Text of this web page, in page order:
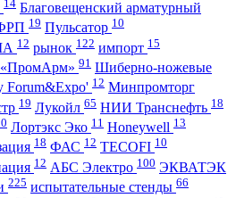
14 Благовещенский арматурный
19 Пульсатор 10
12 рынок 122 импорт 15
«ПромАрм» 91 Шиберно-ножевые
Forum&Expo' 12 Минпромторг
19 Лукойл 65 НИИ Транснефть 18
Лортэкс Эко 11 Honeywell 13
18 ФАС 12 TECOFI 10
12 АБС Электро 100 ЭКВАТЭК
225 испытательные стенды 66